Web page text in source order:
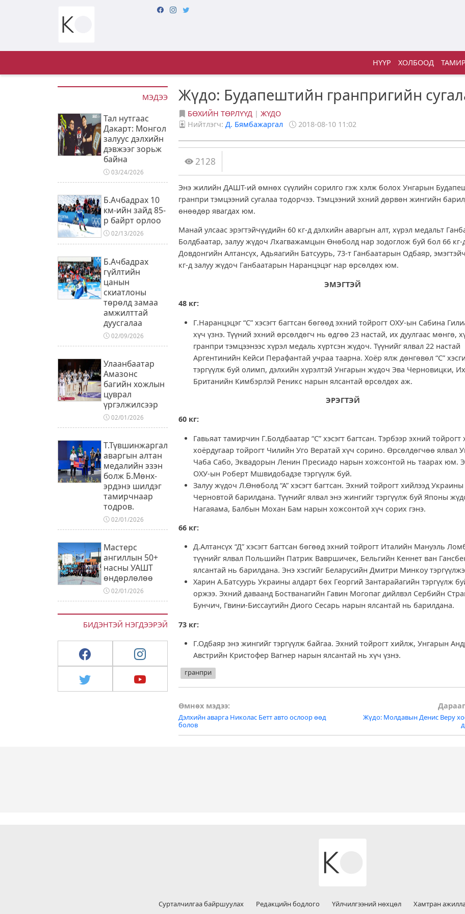
НҮҮР ХОЛБООД
МЭДЭЭ
Тал нутгаас
Дакарт: Монгол
залуус дэлхийн
дэвжээг зорьж
байна
03/24/2026
Б.Ачбадрах 10
км-ийн зайд 85-
р байрт орлоо
02/13/2026
Б.Ачбадрах
гүйлтийн
цанын
скиатлоны
төрөлд замаа
амжилттай
дуусгалаа
02/09/2026
Улаанбаатар
Амазонс
багийн хожлын
цуврал
үргэлжилсээр
02/01/2026
Т.Түвшинжаргал
аваргын алтан
медалийн эзэн
болж Б.Мөнх-
эрдэнэ шилдэг
тамирчнаар
тодров.
02/01/2026
Мастерс
ангиллын 50+
насны УАШТ
өндөрлөлөө
02/01/2026
БИДЭНТЭЙ НЭГДЭЭРЭЙ
Жүдо: Будапештийн гранпригийн
БӨХИЙН ТӨРЛҮҮД |ЖҮДО
Нийтлэгч:Д. Бямбажаргал 2018-08-10 11:02
2128
Энэ жилийн ДАШТ-ий өмнөх сүүлийн сорилго гэж хэлж болох Унгарын
гранпри тэмцээний сугалаа тодорчээ. Тэмцээний эхний дөрвөн жингийн
өнөөдөр явагдах юм.
Манай улсаас эрэгтэйчүүдийн 60 кг-д дэлхийн аваргын алт, хүрэл медальт
Болдбаатар, залуу жүдоч Лхагважамцын Өнөболд нар зодоглож буй бол 66 кг-
Довдонгийн Алтансүх, Адьяагийн Батсуурь, 73-т Ганбаатарын Одбаяр,
кг-д залуу жүдоч Ганбаатарын Наранцэцэг нар өрсөлдөх юм.
ЭМЭГТЭЙ
48 кг:
Г.Наранцэцэг “С” хэсэгт багтсан бөгөөд эхний тойрогт ОХУ-ын Сабина
хүч үзнэ. Түүний эхний өрсөлдөгч нь өдгөө 23 настай, их дуулгаас мөнгө,
гранпри тэмцээнээс хүрэл медаль хүртсэн жүдоч. Түүнийг ялвал 22 настай
Аргентинийн Кейси Перафантай учраа таарна. Хоёр ялж дөнгөвөл “С”
тэргүүлж буй олимп, дэлхийн хүрэлтэй Унгарын жүдоч Эва Черновицки, Их
Британийн Кимбэрлэй Реникс нарын ялсантай өрсөлдөх аж.
ЭРЭГТЭЙ
60 кг:
Гавьяат тамирчин Г.Болдбаатар “С” хэсэгт багтсан. Тэрбээр эхний тойрогт
хоёрдугаар тойрогт Чилийн Уго Вератай хүч сорино. Өрсөлдөгчөө ялвал
Чаба Сабо, Эквадорын Ленин Пресиадо нарын хожсонтой нь таарах юм.
ОХУ-ын Роберт Мшвидобадзе тэргүүлж буй.
Залуу жүдоч Л.Өнөболд “А” хэсэгт багтсан. Эхний тойрогт хийлээд
Черновтой барилдана. Түүнийг ялвал энэ жингийг тэргүүлж буй Японы
Нагаяама, Балбын Мохан Бам нарын хожсонтой хүч сорих гэнэ.
66 кг:
Д.Алтансүх “Д” хэсэгт багтсан бөгөөд эхний тойрогт Италийн Мануэль
түүнийг ялвал Польшийн Патрик Вавршичек, Бельгийн Кеннет ван
ялсантай нь барилдана. Энэ хэсгийг Беларусийн Дмитри Минкоу
Харин А.Батсуурь Украины алдарт бөх Георгий Зантарайагийн тэргүүлж буй
оржээ. Эхний даваанд Бостванагийн Гавин Могопаг дийлвэл Сербийн
Бунчич, Гвини-Биссаугийн Диого Сесарь нарын ялсантай нь барилдана.
73 кг:
Г.Одбаяр энэ жингийг тэргүүлж байгаа. Эхний тойрогт хийлж, Унгарын
Австрийн Кристофер Вагнер нарын ялсантай нь хүч үзнэ.
гранпри
Post
navigation
Өмнөх мэдээ:
Дэлхийн аварга Николас Бетт авто ослоор өөд
болов
Жүдо: Молдавын Денис Веру
Сурталчилгаа байршуулах Редакцийн бодлого Үйлчилгээний нөхцөл Хамтран